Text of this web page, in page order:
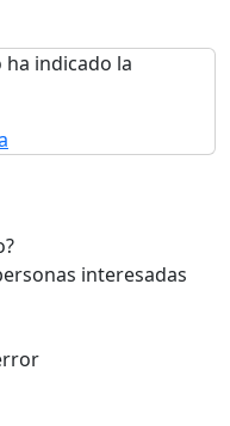
indicado la
interesadas